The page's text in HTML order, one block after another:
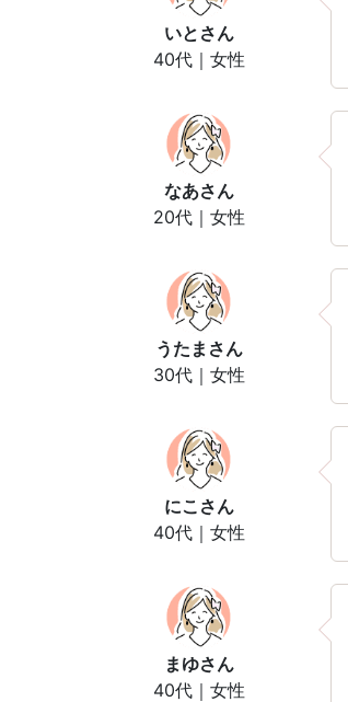
いと さん
40代｜女性
なあさん
20代｜女性
うたま さん
30代｜女性
にこ さん
40代｜女性
まゆさん
40代｜女性